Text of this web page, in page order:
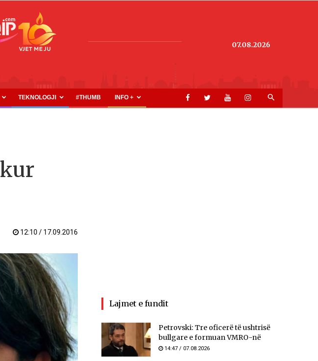
07.08.2026
TEKNOLOGJI #THUMB INFO +
12:10 / 17.09.2016
Lajmet e fundit
Petrovski: Tre oficerë të ushtrisë
bullgare e formuan VMRO-në
14:47 / 07.08.2026